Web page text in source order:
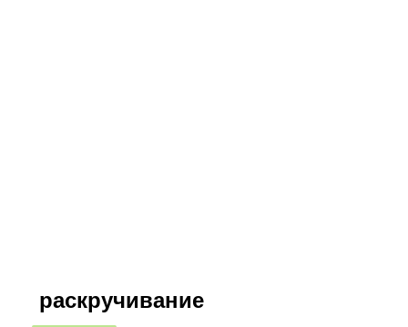
раскручивание